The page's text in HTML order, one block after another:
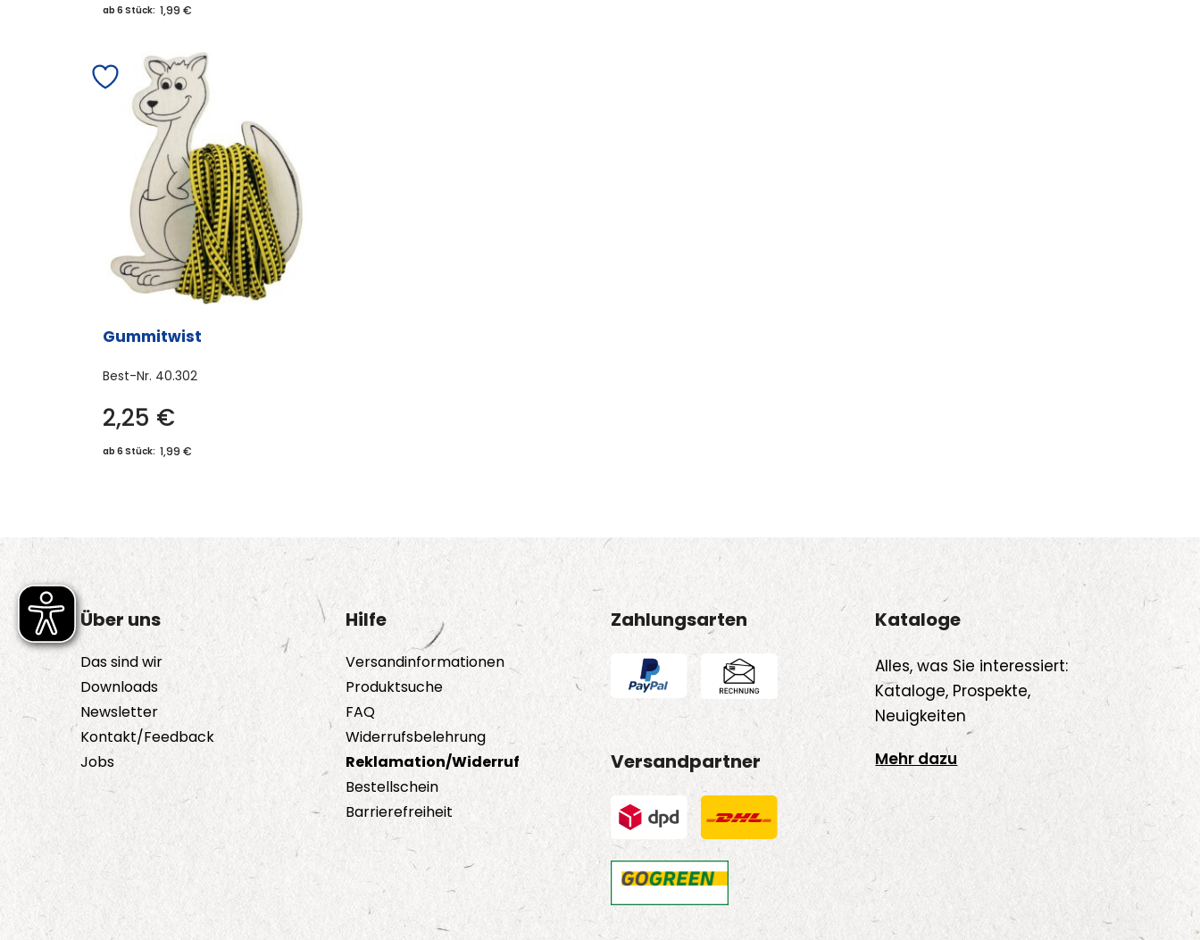
ab 6 Stück: 1,99 €
Gummitwist
Best-Nr. 40.302
2,25 €
ab 6 Stück: 1,99 €
Über uns
Das sind wir
Downloads
Newsletter
Kontakt/Feedback
Jobs
Hilfe
Versandinformationen
Produktsuche
FAQ
Widerrufsbelehrung
Reklamation/Widerruf
Bestellschein
Barrierefreiheit
Zahlungsarten
Versandpartner
Kataloge
Alles, was Sie interessiert:
Kataloge, Prospekte,
Neuigkeiten
Mehr dazu